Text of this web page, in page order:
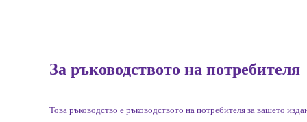
За ръководството на потребителя
Това ръководство е ръководството на потребителя за вашето